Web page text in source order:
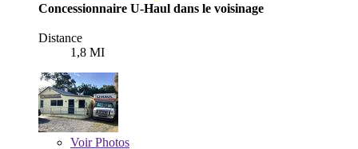
Concessionnaire U-Haul dans le voisinage
Distance
1,8 MI
VoirPhotos